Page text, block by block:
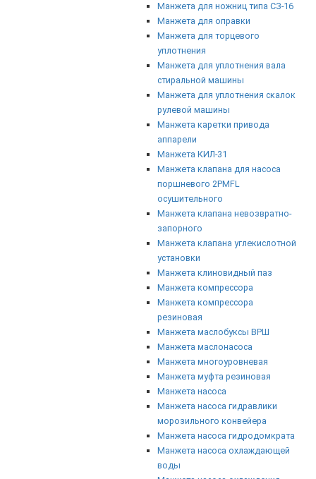
Манжета для ножниц типа СЗ-16
Манжета для оправки
Манжета для торцевого
уплотнения
Манжета для уплотнения вала
стиральной машины
Манжета для уплотнения скалок
рулевой машины
Манжета каретки привода
аппарели
Манжета КИЛ-31
Манжета клапана для насоса
поршневого 2PMFL
осушительного
Манжета клапана невозвратно-
запорного
Манжета клапана углекислотной
установки
Манжета клиновидный паз
Манжета компрессора
Манжета компрессора
резиновая
Манжета маслобуксы ВРШ
Манжета маслонасоса
Манжета многоуровневая
Манжета муфта резиновая
Манжета насоса
Манжета насоса гидравлики
морозильного конвейера
Манжета насоса гидродомкрата
Манжета насоса охлаждающей
воды